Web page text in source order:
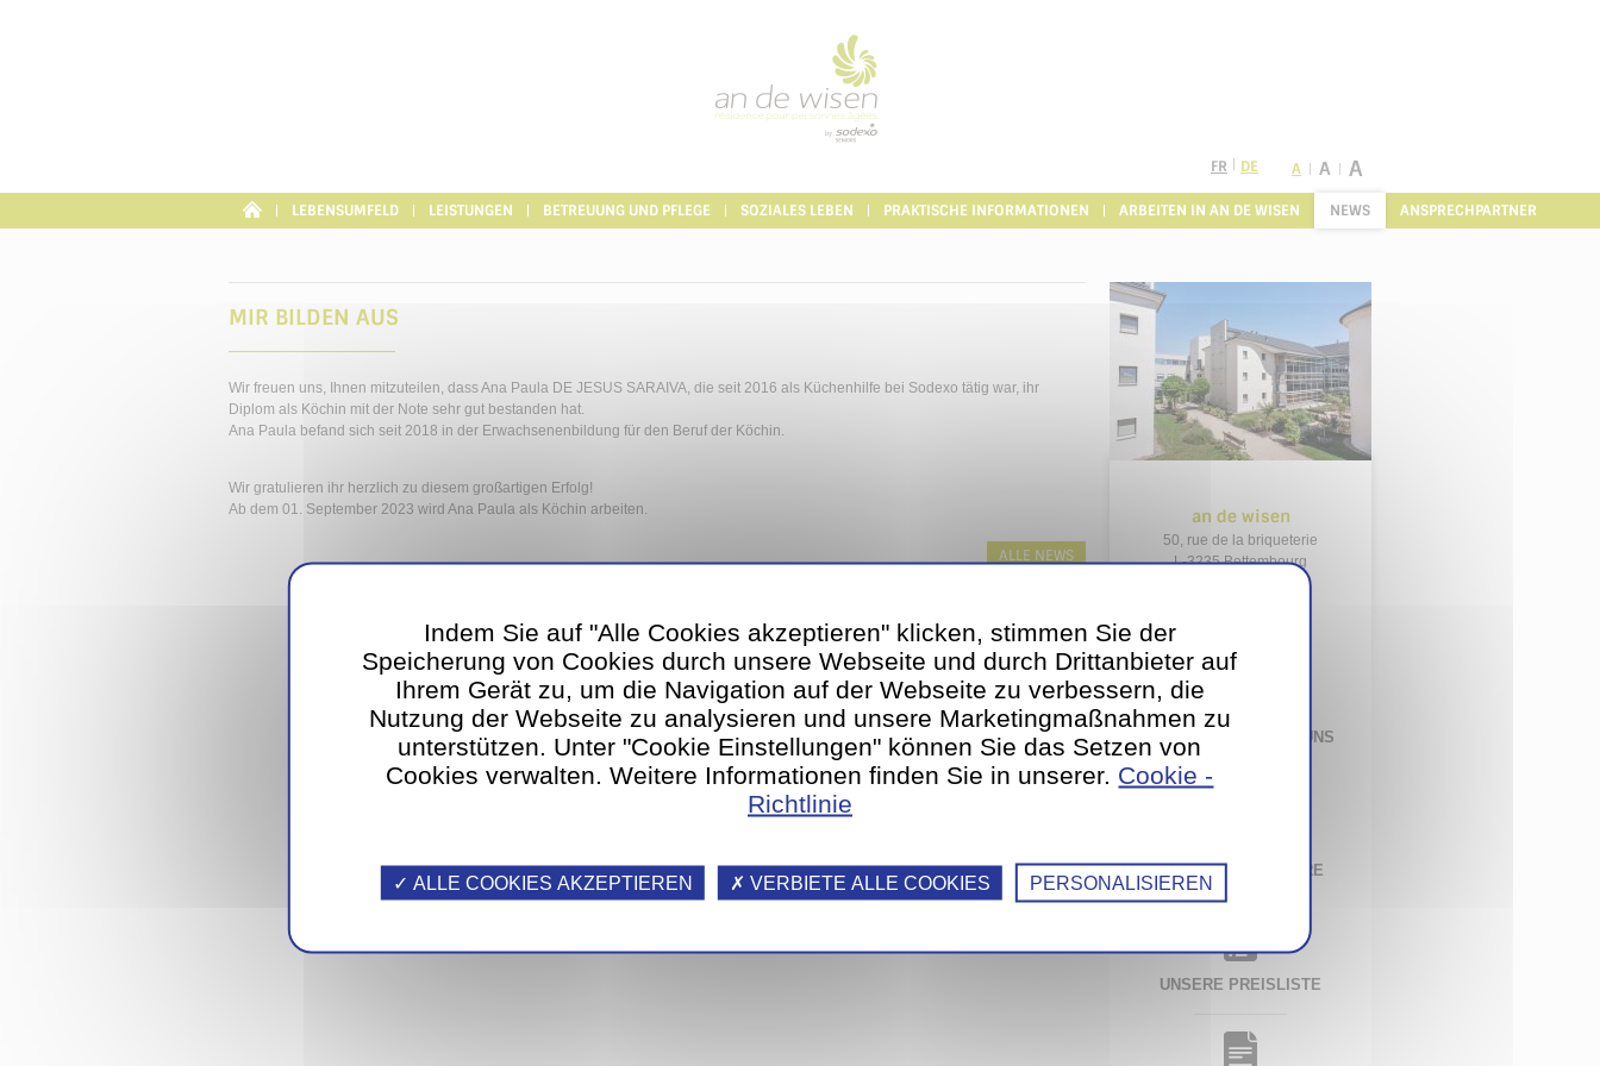
FR DE
LEBENSUMFELD LEISTUNGEN BETREUUNG UND PFLEGE SOZIALES LEBEN PRAKTISCHE INFORMATIONEN ARBEITEN IN AN DE WISEN NEWS ANSPRECHPARTNER
A A A
MIR BILDEN AUS
Wir freuen uns, Ihnen mitzuteilen, dass Ana Paula DE JESUS SARAIVA, die seit 2016 als Küchenhilfe bei Sodexo tätig war, ihr
Diplom als Köchin mit der Note sehr gut bestanden hat.
Ana Paula befand sich seit 2018 in der Erwachsenenbildung für den Beruf der Köchin.
Wir gratulieren ihr herzlich zu diesem großartigen Erfolg!
Ab dem 01. September 2023 wird Ana Paula als Köchin arbeiten.
ALLE NEWS
an de wisen
50, rue de la briqueterie
L-3235 Bettembourg
KONTAKTIEREN SIE UNS
PER E-MAIL
UNSERE BROSCHÜRE
UNSERE PREISLISTE
Indem Sie auf "Alle Cookies akzeptieren" klicken, stimmen Sie der
Speicherung von Cookies durch unsere Webseite und durch Drittanbieter auf
Ihrem Gerät zu, um die Navigation auf der Webseite zu verbessern, die
Nutzung der Webseite zu analysieren und unsere Marketingmaßnahmen zu
unterstützen. Unter "Cookie Einstellungen" können Sie das Setzen von
Cookies verwalten. Weitere Informationen finden Sie in unserer. Cookie -
Richtlinie
ALLE COOKIES AKZEPTIEREN VERBIETE ALLE COOKIES PERSONALISIEREN